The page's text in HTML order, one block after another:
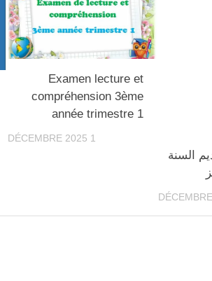
Examen lecture et
compréhension 3ème
année trimestre 1
1 DÉCEMBRE 2025
السنة